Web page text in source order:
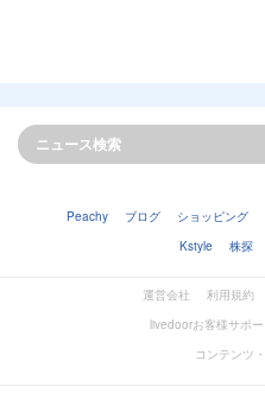
Peachy ブログ ショッピング
Kstyle
株探
運営会社 利用規約
livedoorお客様サポ
コンテンツ